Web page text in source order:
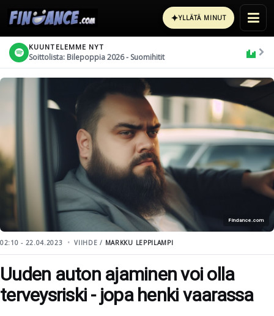
✦YLLÄTÄ MINUT
KUUNTELEMME NYT
Soittolista: Bilepoppia 2026 - Suomihitit
Findance.com
02:10 - 22.04.2023 VIIHDE / MARKKU LEPPILAMPI
Uuden auton ajaminen voi olla
terveysriski - jopa henki vaarassa